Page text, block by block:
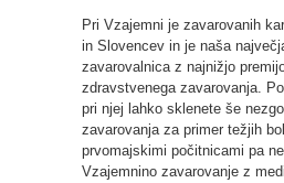
Pri Vzajemni je zavarovanih
in Slovencev in je naša
zavarovalnica z najnižjo
zdravstvenega zavarovanja.
pri njej lahko sklenete še
zavarovanja za primer težjih
prvomajskimi počitnicami pa
Vzajemnino zavarovanje z